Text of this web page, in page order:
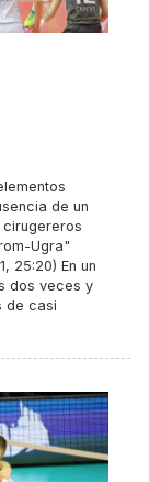
de un
cirugereros
Ugra"
25:20) En un
dos veces y
de casi